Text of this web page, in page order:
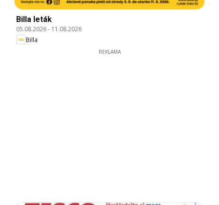
Billa leták
05.08.2026- 11.08.2026
Billa
REKLAMA